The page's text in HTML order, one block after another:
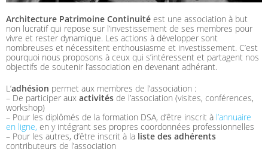
Architecture Patrimoine Continuité est une association à but
non lucratif qui repose sur l’investissement de ses membres pour
vivre et rester dynamique. Les actions à développer sont
nombreuses et nécessitent enthousiasme et investissement. C’est
pourquoi nous proposons à ceux qui s’intéressent et partagent nos
objectifs de soutenir l’association en devenant adhérant.
L’adhésion permet aux membres de l’association :
– De participer aux activités de l’association (visites, conférences,
workshop)
– Pour les diplômés de la formation DSA, d’être inscrit à l’annuaire
en ligne, en y intégrant ses propres coordonnées professionnelles
– Pour les autres, d’être inscrit à la liste des adhérents
contributeurs de l’association